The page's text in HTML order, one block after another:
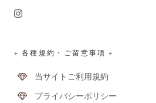
+ 各種規約・ご留意事項 +
当サイトご利用規約
プライバシーポリシー